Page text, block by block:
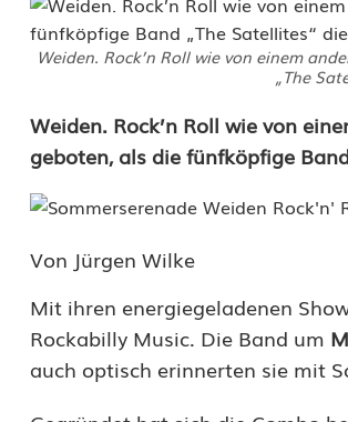
Weiden. Rock’n Roll wie von einem
„The
S
o
m
m
e
r
-
Weiden. Rock’n Roll wie von
geboten, als die fünfköpfige
Von Jürgen Wilke
Mit ihren energiegeladenen
Rockabilly Music. Die Band um
auch optisch erinnerten sie mit